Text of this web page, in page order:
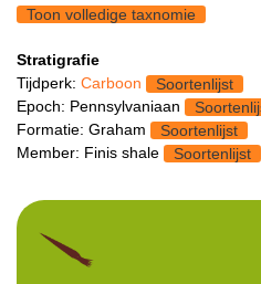
Toon volledige taxnomie
Stratigrafie
Tijdperk: Carboon
Soortenlijst
Epoch: Pennsylvaniaan
Formatie: Graham
Soortenlijst
Member: Finis shale
Soortenlijst